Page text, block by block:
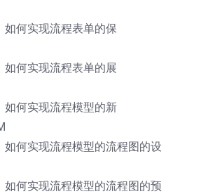
何实现流程表单的保
何实现流程表单的展
何实现流程模型的新
何实现流程模型的流程图的设
何实现流程模型的流程图的预